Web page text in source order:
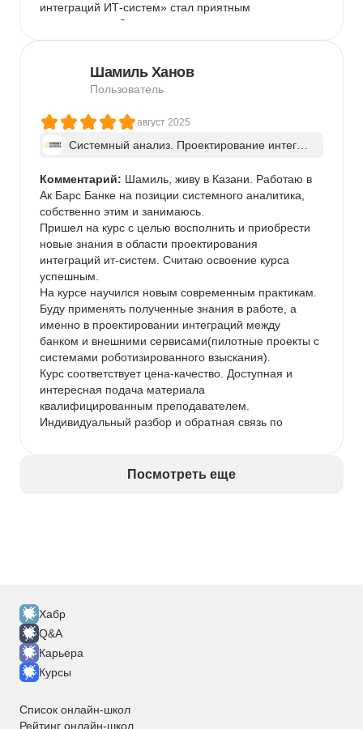
интеграций ИТ-систем» стал приятным
исключением. С первых же минут я понял — попал
Фокус на глубине, а не на скорости. Преподаватель-
эксперт не гнался за таймингом. Мы могли
вопрос от слушателя, пока все не приходили к
без ответа.
прямо на занятии — это бесценно. Мы не просто
слышали feedback, а видели, как эксперт мыслит, и
перенимали его подход.
Язык профессионалов. Каждое занятие было
погружением в профессиональную среду, где
рождаются целесообразные и работающие
решения.
В итоге, проработав 3 месяца в этом интенсивном
режиме, я получил именно ту структуру знаний,
которой мне не хватало. Сегодня я с уверенностью
применяю эти наработки в своих реальных
проектах.
Вывод для коллег-аналитиков: Если вы ищете не
«ещё один курс», а осознанный апгрейд своих
навыков в интеграциях — ваш поиск может
закончиться именно в STENET school!
Шамиль Ханов
Пользователь
август 2025
Системный анализ. Проектирование интегра
Комментарий: Шамиль, живу в Казани. Работаю в
Ак Барс Банке на позиции системного аналитика,
собственно этим и занимаюсь.
Пришел на курс с целью восполнить и приобрести
новые знания в области проектирования
интеграций ит-систем. Считаю освоение курса
успешным.
На курсе научился новым современным практикам.
Буду применять полученные знания в работе, а
именно в проектировании интеграций между
банком и внешними сервисами(пилотные проекты с
системами роботизированного взыскания).
Курс соответствует цена-качество. Доступная и
интересная подача материала
квалифицированным преподавателем.
Индивидуальный разбор и обратная связь по
плюсом. На выходе завершенный оформленный
Посмотреть еще
Хабр
Q&A
Карьера
Курсы
Список онлайн-школ
Рейтинг онлайн-школ